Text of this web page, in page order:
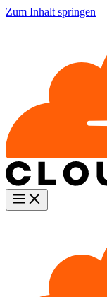
Zum Inhalt springen